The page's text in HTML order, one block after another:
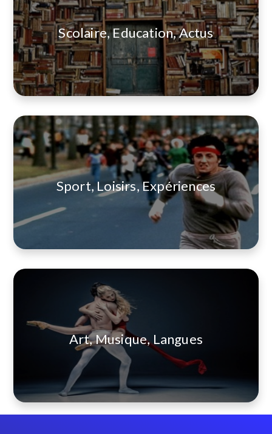
Scolaire, Education, Actus
Sport, Loisirs, Expériences
Art, Musique, Langues